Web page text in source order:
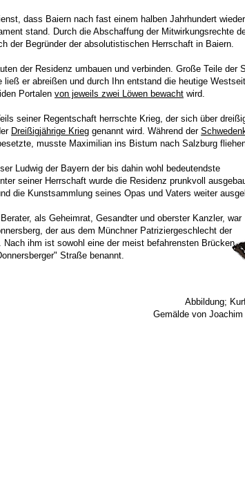
dass Baiern nach fast einem halben Jahrhundert
stand. Durch die Abschaffung der Mitwirkungsrechte
der Begründer der absolutistischen Herrschaft in Baiern.
der Residenz umbauen und verbinden. Große Teile der
ließ er abreißen und durch Ihn entstand die heutige
Portalen von jeweils zwei Löwen bewacht wird.
seiner Regentschaft herrschte Krieg, der sich über
Dreißigjährige Krieg genannt wird. Während der
musste Maximilian ins Bistum nach Salzburg
Ludwig der Bayern der bis dahin wohl bedeutendste
seiner Herrschaft wurde die Residenz prunkvoll
die Kunstsammlung seines Opas und Vaters weiter
als Geheimrat, Gesandter und oberster Kanzler, war
der aus dem Münchner Patriziergeschlecht der
Nach ihm ist sowohl eine der meist befahrensten Brücken
Straße benannt.
Abbildung;
Gemälde von